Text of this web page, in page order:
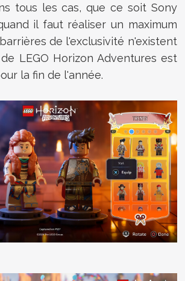
tous les cas, que ce soit Sony
il faut réaliser un maximum
de l'exclusivité n'existent
LEGO Horizon Adventures est
la fin de l'année.